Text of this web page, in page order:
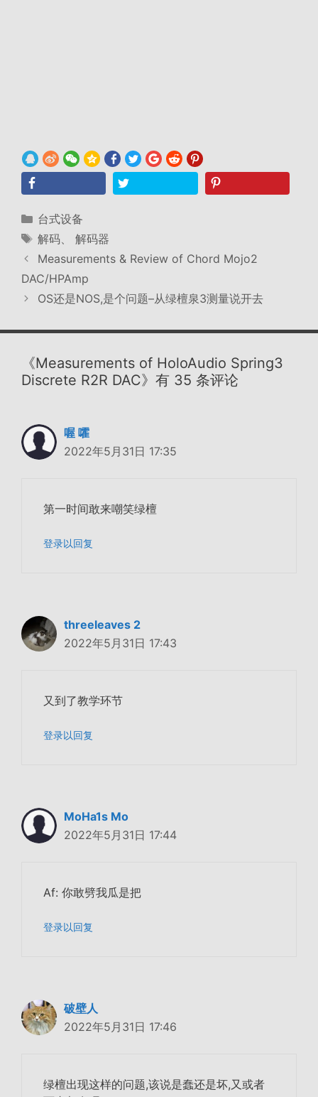
分
类
台式设备
标
签
解码、 解码器
Measurements & Review of Chord Mojo2
DAC/HPAmp
OS还是NOS,是个问题–从绿檀泉3测量说开去
《Measurements of HoloAudio Spring3
Discrete R2R DAC》有 35 条评论
喔 嚯
2022年5月31日 17:35
第一时间敢来嘲笑绿檀
登录以回复
threeleaves 2
2022年5月31日 17:43
又到了教学环节
登录以回复
MoHa1s Mo
2022年5月31日 17:44
Af: 你敢劈我瓜是把
登录以回复
破壁人
2022年5月31日 17:46
绿檀出现这样的问题,该说是蠢还是坏,又或者